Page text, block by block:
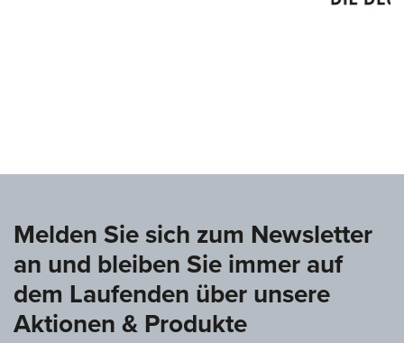
Melden Sie sich zum Newsletter
an und bleiben Sie immer auf
dem Laufenden über unsere
Aktionen & Produkte